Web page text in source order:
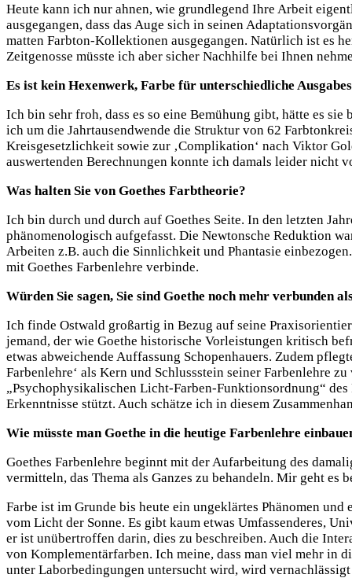
Heute kann ich nur ahnen, wie grundlegend Ihre Arbeit
ausgegangen, dass das Auge sich in seinen
matten Farbton-Kollektionen ausgegangen. Natürlich ist es
Zeitgenosse müsste ich aber sicher Nachhilfe bei Ihnen
Es ist kein Hexenwerk, Farbe für unterschiedliche
Ich bin sehr froh, dass es so eine Bemühung gibt, hätte es
ich um die Jahrtausendwende die Struktur von 62
Kreisgesetzlichkeit sowie zur ‚Complikation‘ nach Viktor
auswertenden Berechnungen konnte ich damals leider nicht
Was halten Sie von Goethes Farbtheorie?
Ich bin durch und durch auf Goethes Seite. In den letzten
phänomenologisch aufgefasst. Die Newtonsche Reduktion
Arbeiten z.B. auch die Sinnlichkeit und Phantasie
mit Goethes Farbenlehre verbinde.
Würden Sie sagen, Sie sind Goethe noch mehr verbunden
Ich finde Ostwald großartig in Bezug auf seine
jemand, der wie Goethe historische Vorleistungen kritisch
etwas abweichende Auffassung Schopenhauers. Zudem
Farbenlehre‘ als Kern und Schlussstein seiner Farbenlehre
„Psychophysikalischen Licht-Farben-Funktionsordnung“
Erkenntnisse stützt. Auch schätze ich in diesem
Wie müsste man Goethe in die heutige Farbenlehre
Goethes Farbenlehre beginnt mit der Aufarbeitung des
vermitteln, das Thema als Ganzes zu behandeln. Mir geht es
Farbe ist im Grunde bis heute ein ungeklärtes Phänomen
vom Licht der Sonne. Es gibt kaum etwas Umfassenderes,
er ist unübertroffen darin, dies zu beschreiben. Auch die
von Komplementärfarben. Ich meine, dass man viel mehr in
unter Laborbedingungen untersucht wird, wird